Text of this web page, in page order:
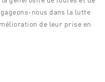
nous dans la lutte
de leur prise en